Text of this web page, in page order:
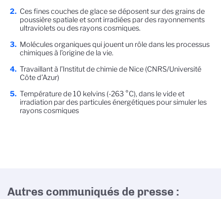
Ces fines couches de glace se déposent sur des grains de
poussière spatiale et sont irradiées par des rayonnements
ultraviolets ou des rayons cosmiques.
Molécules organiques qui jouent un rôle dans les processus
chimiques à l'origine de la vie.
Travaillant à l’Institut de chimie de Nice (CNRS/Université
Côte d’Azur)
Température de 10 kelvins (-263 °C), dans le vide et
irradiation par des particules énergétiques pour simuler les
rayons cosmiques
Autres communiqués de presse :